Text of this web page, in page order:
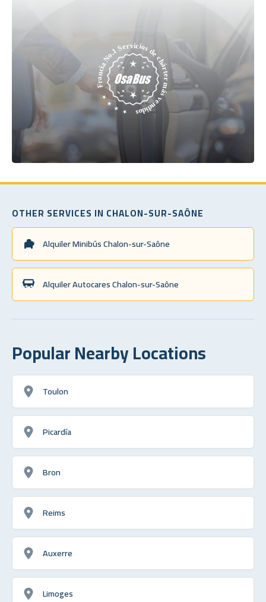
OTHER SERVICES IN CHALON-SUR-SAÔNE
Alquiler Minibús Chalon-sur-Saône
Alquiler Autocares Chalon-sur-Saône
Popular Nearby Locations
Toulon
Picardía
Bron
Reims
Auxerre
Limoges